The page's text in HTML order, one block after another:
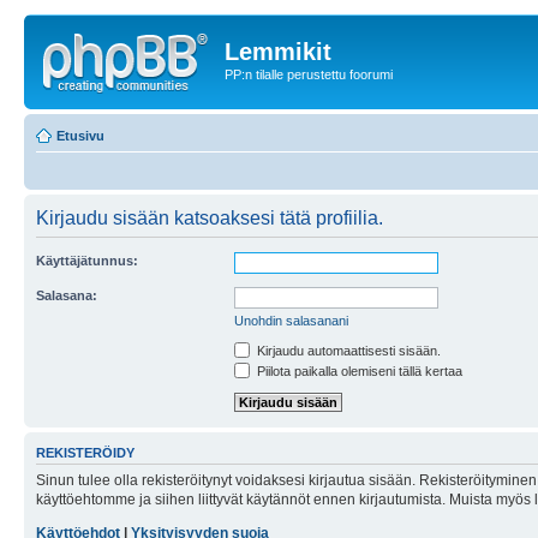
Lemmikit
PP:n tilalle perustettu foorumi
Etusivu
Kirjaudu sisään katsoaksesi tätä profiilia.
Käyttäjätunnus:
Salasana:
Unohdin salasanani
Kirjaudu automaattisesti sisään.
Piilota paikalla olemiseni tällä kertaa
REKISTERÖIDY
Sinun tulee olla rekisteröitynyt voidaksesi kirjautua sisään.
käyttöehtomme ja siihen liittyvät käytännöt ennen kirjautumista. Muista
Käyttöehdot
Yksityisyyden suoja